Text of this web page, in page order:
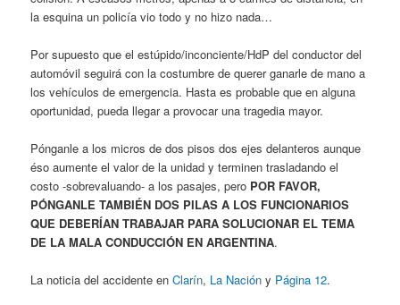
la esquina un policía vio todo y no hizo nada…
Por supuesto que el estúpido/inconciente/HdP del conductor del
automóvil seguirá con la costumbre de querer ganarle de mano a
los vehículos de emergencia. Hasta es probable que en alguna
oportunidad, pueda llegar a provocar una tragedia mayor.
Pónganle a los micros de dos pisos dos ejes delanteros aunque
éso aumente el valor de la unidad y terminen trasladando el
costo -sobrevaluando- a los pasajes, pero POR FAVOR,
PÓNGANLE TAMBIÉN DOS PILAS A LOS FUNCIONARIOS
QUE DEBERÍAN TRABAJAR PARA SOLUCIONAR EL TEMA
DE LA MALA CONDUCCIÓN EN ARGENTINA.
La noticia del accidente enClarín, La Nación y Página 12.